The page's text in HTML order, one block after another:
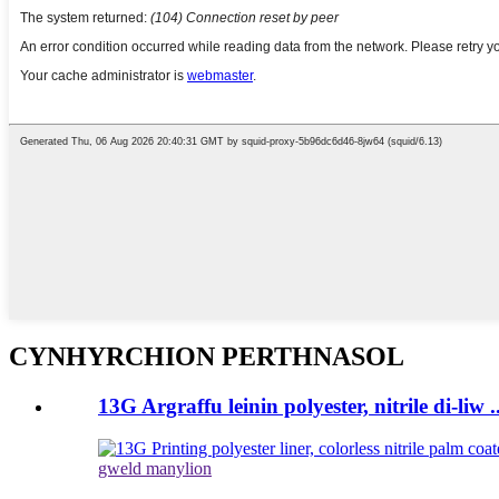
CYNHYRCHION PERTHNASOL
13G Argraffu leinin polyester, nitrile di-liw
gweld manylion